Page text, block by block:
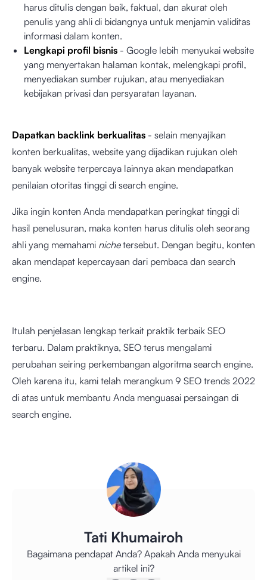
harus ditulis dengan baik, faktual, dan akurat oleh
penulis yang ahli di bidangnya untuk menjamin validitas
informasi dalam konten.
Lengkapi profil bisnis - Google lebih menyukai website
yang menyertakan halaman kontak, melengkapi profil,
menyediakan sumber rujukan, atau menyediakan
kebijakan privasi dan persyaratan layanan.
Dapatkan backlink berkualitas - selain menyajikan
konten berkualitas, website yang dijadikan rujukan oleh
banyak website terpercaya lainnya akan mendapatkan
penilaian otoritas tinggi di search engine.
Jika ingin konten Anda mendapatkan peringkat tinggi di
hasil penelusuran, maka konten harus ditulis oleh seorang
ahli yang memahami nichetersebut. Dengan begitu, konten
akan mendapat kepercayaan dari pembaca dan search
engine.
Itulah penjelasan lengkap terkait praktik terbaik SEO
terbaru. Dalam praktiknya, SEO terus mengalami
perubahan seiring perkembangan algoritma search engine.
Oleh karena itu, kami telah merangkum 9 SEO trends 2022
di atas untuk membantu Anda menguasai persaingan di
search engine.
Tati Khumairoh
Bagaimana pendapat Anda? Apakah Anda menyukai
artikel ini?